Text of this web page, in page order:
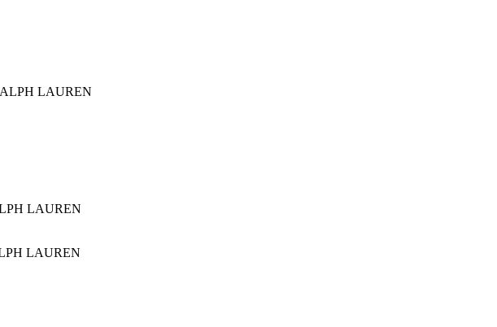
LAUREN
LAUREN
LAUREN